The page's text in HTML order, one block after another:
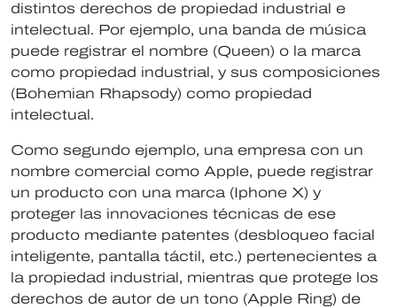
distintos derechos de propiedad industrial e
intelectual. Por ejemplo, una banda de música
puede registrar el nombre (Queen) o la marca
como propiedad industrial, y sus composiciones
(Bohemian Rhapsody) como propiedad
intelectual.
Como segundo ejemplo, una empresa con un
nombre comercial como Apple, puede registrar
un producto con una marca (Iphone X) y
proteger las innovaciones técnicas de ese
producto mediante patentes (desbloqueo facial
inteligente, pantalla táctil, etc.) pertenecientes a
la propiedad industrial, mientras que protege los
derechos de autor de un tono (Apple Ring) de